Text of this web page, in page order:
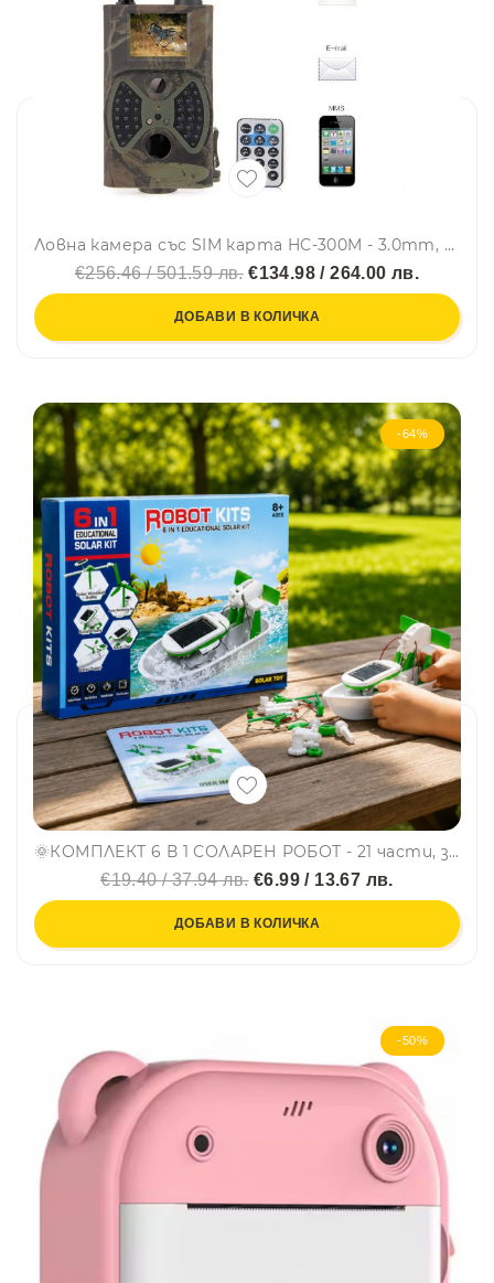
Ловна камера със SIM карта HC-300M - 3.0mm, 20m, външен монтаж, цветна, ловна камера, Micro SD, за наблюдение /фотокапан/ - SMS, MMS, Email, Upload
€256.46 / 501.59 лв.€134.98 / 264.00 лв.
ДОБАВИ В КОЛИЧКА
-64%
🌞КОМПЛЕКТ 6 В 1 СОЛАРЕН РОБОТ - 21 части, за създаване 6 различни робота по STEM системата - ЗЕЛЕНО
€19.40 / 37.94 лв.€6.99 / 13.67 лв.
ДОБАВИ В КОЛИЧКА
-50%